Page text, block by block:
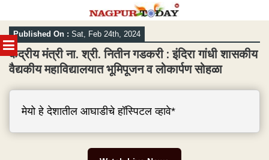
MENU
Skip
to
content
Published On : Sat, Feb 24th, 2024
केंद्रीय मंत्री ना. श्री. नितीन गडकरी : इंदिरा गांधी शासकीय
वैद्यकीय महाविद्यालयात भूमिपूजन व लोकार्पण सोहळा
मेयो हे देशातील आघाडीचे हॉस्पिटल व्हावे*